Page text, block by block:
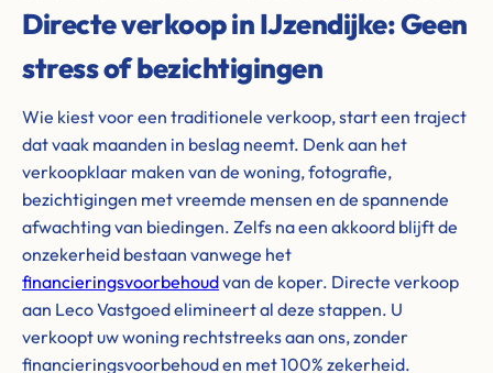
Directe verkoop in IJzendijke: Geen
stress of bezichtigingen
Wie kiest voor een traditionele verkoop, start een traject
dat vaak maanden in beslag neemt. Denk aan het
verkoopklaar maken van de woning, fotografie,
bezichtigingen met vreemde mensen en de spannende
afwachting van biedingen. Zelfs na een akkoord blijft de
onzekerheid bestaan vanwege het
financieringsvoorbehoudvan de koper. Directe verkoop
aan Leco Vastgoed elimineert al deze stappen. U
verkoopt uw woning rechtstreeks aan ons, zonder
financieringsvoorbehoud en met 100% zekerheid.